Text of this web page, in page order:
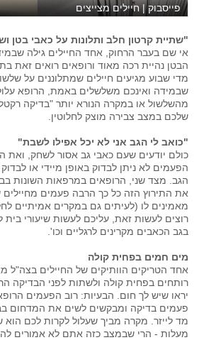
פייסבוק | חיילים מצייצים
"שתיית קרטון חלב ותלונות על כאבי בטן
אי שם בעבר הרחוק, אחד החיילים גילה
הבטן נהיית רכה מאוד ורופאים רואים זאת
מדי שבוע מגיעים חיילים שמתלוננים על
שבמידה ואינכם משלשלים באמת, הרופא
מהשלשול או במקרה הנורא יותר "בדיקה
שלכם במצב צבירה מוצק לחלוטין.
"כואב לי הגב אני לא יכל אפילו לשבת"
כולם יודעים שעם כאבי גב אסור לשחק, ואת
הפעמים לא ניתן לבדוק באופן מיידי או
הגב. מצד שני, הרופאים במרפאות השונות
את התירוץ הזה כל כך הרבה פעמים
מאמינים לו (לעיתים גם במקרים אמיתיים
רוצים לעשות זאת, עליכם לעשות שיעורי בית
בגב הכאבים מקרינים לרגליים וכו'.
מים חמים בפחית קולה
אחד הטריקים הוותיקים של החיילים בצה"ל
רותחים בפחית קולה ולשתות לפני הבדיקה
יראו שיש לך חום. הבעיות: רוב הפעמים
פעמים בדיקה ומבקשים לשים את המדחום
מעלות - הרי שבמצב כזה אתם לא אמורים